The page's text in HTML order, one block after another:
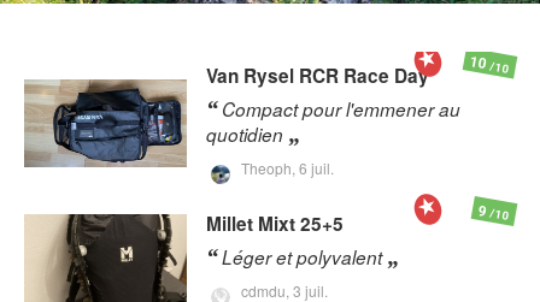
Van Rysel RCR Race Day
Compact pour l'emmener au
quotidien
Theoph, 6 juil.
10/10
Millet Mixt 25+5
Léger et polyvalent
cdmdu, 3 juil.
9/10